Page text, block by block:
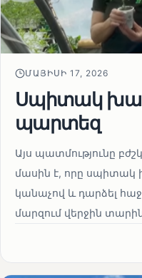
ՄԱՅԻՍԻ 17, 2026
Սպիտակ
պարտեզ
Այս պատմությունը
մասին է, որը սպիտակ
կանաչով և դարձել
մարզում վերջին